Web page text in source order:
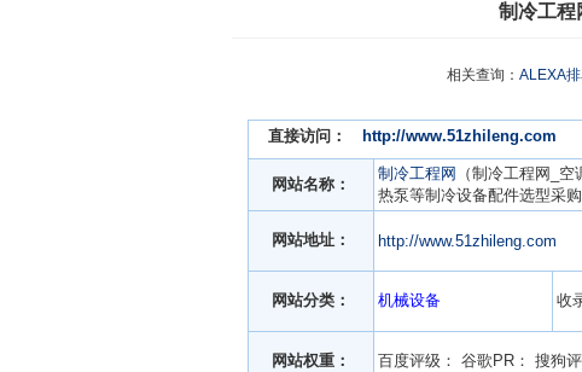
制冷工程
相关查询： ALEXA排
直接访问： http://www.51zhileng.com
网站名称：
制冷工程网
（制冷工程网_
热泵等制冷设备配件选型采
网站地址： http://www.51zhileng.com
网站分类： 机械设备 收
网站权重： 百度评级： 谷歌PR： 搜狗评